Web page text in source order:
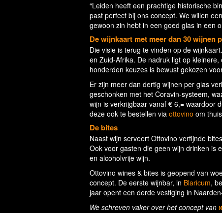
“Leiden heeft een prachtige historische
past perfect bij ons concept. We willen
gewoon zin hebt in een goed glas in een
De wijnkaart met meer dan 30 wijnen
Die visie is terug te vinden op de
en Zuid-Afrika. De nadruk ligt op
honderden keuzes is bewust gekozen
Er zijn meer dan dertig wijnen per glas
geschonken met het Coravin-systeem,
wijn is verkrijgbaar vanaf € 6,= waardoor
deze ook te bestellen via ottovino om
De bites
Naast wijn serveert Ottovino verfijnde
Ook voor gasten die geen wijn drinken is
en alcoholvrije wijn.
Ottovino wines & bites is geopend van
concept. De eerste wijnbar, in Blaricum,
jaar opent een derde vestiging in
We schreven vaker over het concept van